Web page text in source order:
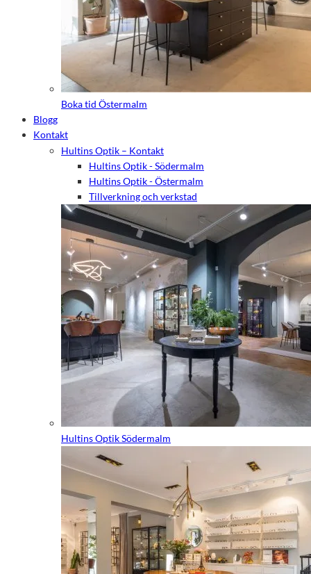
Boka tid Östermalm
Blogg
Kontakt
Hultins Optik – Kontakt
Hultins Optik - Södermalm
Hultins Optik - Östermalm
Tillverkning och verkstad
Hultins Optik Södermalm